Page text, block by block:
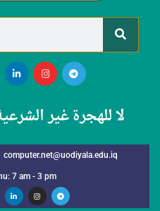
لا للهجرة غير
computer.net@uodiyala.edu.iq
7 am - 3 pm